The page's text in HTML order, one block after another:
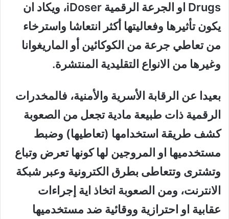
Drugs او الجرعة الرقمية iDoser، ويكاد ان
يكون تأثيرها وفعاليتها أكثر انتعاشا واسترخاء
من تعاطي جرعة من الكوكائين أو الماريغوانا
وغيرها من الانواع التقليدية المنتشرة.
بعيدا عن الرقابة الأسرية والأمنية، فالمخدرات
الرقمية ذات طبيعة مادية تجعل من الصعوبة
كشف طريقة استخدامها (تعاطيها) وضبط
مستخدميها او المروجين لها كونها تعرض وتباع
وتشترى وتتعاطى بطرق الكترونية وعبر شبكة
الانترنت، ومن الصعوبة اتخاذ اية إجراءات
عقابية او احترازية ووقائية ضد مستخدميها